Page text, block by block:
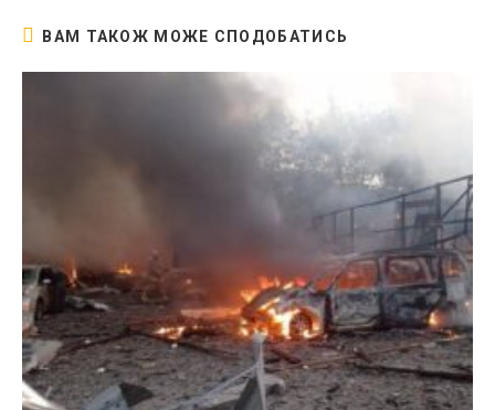
ВАМ ТАКОЖ МОЖЕ СПОДОБАТИСЬ